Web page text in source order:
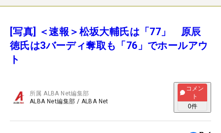
[写真] ＜速報＞松坂大輔氏は「77」 原辰
徳氏は3バーディ奪取も「76」でホールアウ
ト
所属ALBA Net編集部
ALBA Net編集部 / ALBA Net
コメン
ト
0件